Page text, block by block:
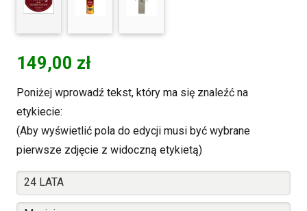
149,00 zł
Poniżej wprowadź tekst, który ma się znaleźć na
etykiecie:
(Aby wyświetlić pola do edycji musi być wybrane
pierwsze zdjęcie z widoczną etykietą)